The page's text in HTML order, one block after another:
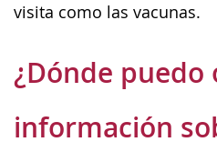
visita como las vacunas.
¿Dónde
información